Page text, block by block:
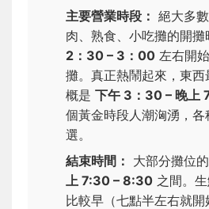
主要營業時段： 絕大多
肉、熟食、小吃攤的開攤
2：30 – 3：00 左右開
攤。真正熱鬧起來，東
概是 下午 3：30 – 晚上
個黃金時段人潮洶湧，
選。
結束時間： 大部分攤位
上 7:30 – 8:30 之間。
比較早（七點半左右就